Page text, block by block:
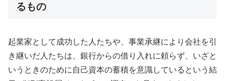
るもの
起業家として成功した人たちや、事業承継により会社を引
き継いだ人たちは、銀行からの借り入れに頼らず、いざと
いうときのために自己資本の蓄積を意識しているという結